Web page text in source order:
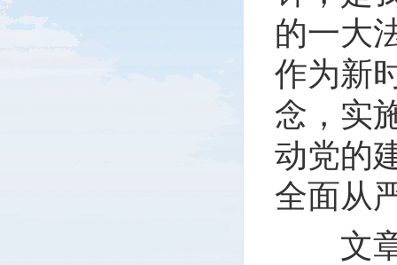
的一大
作为新
念，实
动党的
全面从
文章